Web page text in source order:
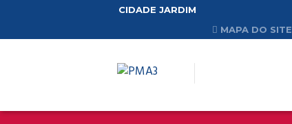
CIDADE JARDIM
MAPA DO SITE